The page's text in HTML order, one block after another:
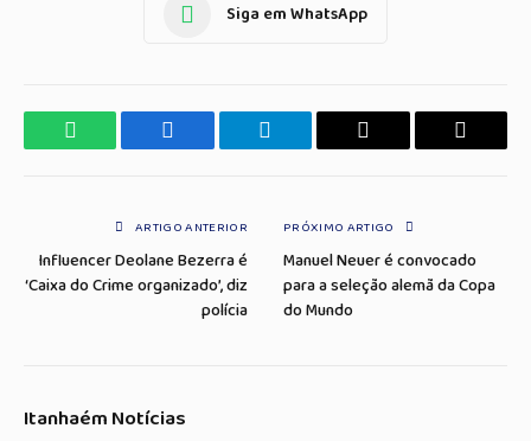
Siga em WhatsApp
WhatsApp Facebook Telegrama Copiar
E-
ARTIGO ANTERIOR
Influencer Deolane Bezerra é
‘Caixa do Crime organizado’, diz
polícia
PRÓXIMO ARTIGO
Manuel Neuer é convocado
para a seleção alemã da Copa
do Mundo
Itanhaém Notícias